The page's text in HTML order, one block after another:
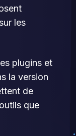
les
plugins et
la version
de
que